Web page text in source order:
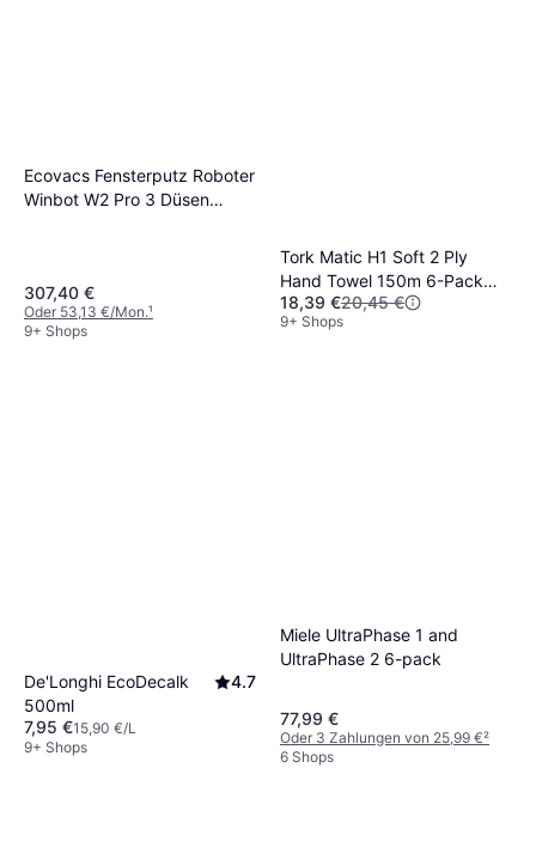
Ecovacs Fensterputz Roboter
Winbot W2 Pro 3 Düsen
307,40 €
Oder 53,13 €/Mon.¹
9+ Shops
Tork Matic H1 Soft 2 Ply
Hand Towel 150m 6-Pack
(290067)
18,39 €20,45 €
9+ Shops
De'Longhi EcoDecalk
500ml
4.7
7,95 €15,90 €/L
9+ Shops
Miele UltraPhase 1 and
UltraPhase 2 6-pack
77,99 €
Oder 3 Zahlungen von 25,99 €²
6 Shops